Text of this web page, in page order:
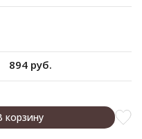
894 руб.
корзину